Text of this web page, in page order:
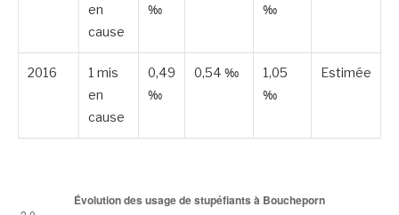
en
cause
‰
‰
2016
1 mis
en
cause
0,49
‰
0,54 ‰
1,05
‰
Estimée